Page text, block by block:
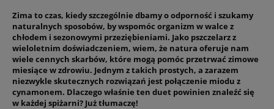
Zima to czas, kiedy szczególnie dbamy o odporność i szukamy
naturalnych sposobów, by wspomóc organizm w walce z
chłodem i sezonowymi przeziębieniami. Jako pszczelarz z
wieloletnim doświadczeniem, wiem, że natura oferuje nam
wiele cennych skarbów, które mogą pomóc przetrwać zimowe
miesiące w zdrowiu. Jednym z takich prostych, a zarazem
niezwykle skutecznych rozwiązań jest połączenie miodu z
cynamonem. Dlaczego właśnie ten duet powinien znaleźć się
w każdej spiżarni? Już tłumaczę!